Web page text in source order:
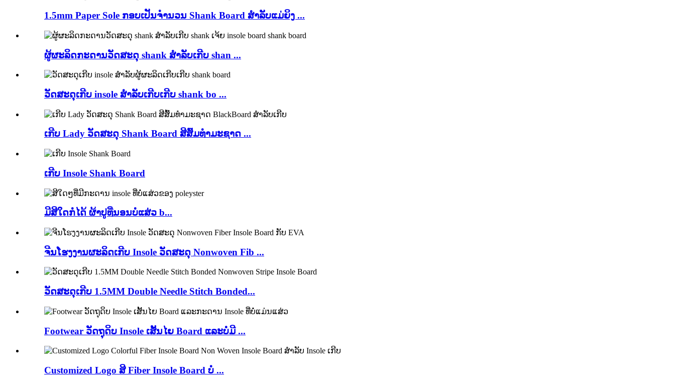
1.5mm Paper Sole ກອບເປັນຈໍານວນ Shank Board ສໍາລັບແມ່ຍິງ ...
ຜູ້ຜະລິດກະດານວັດສະດຸ shank ສໍາລັບເກີບ shan ...
ວັດສະດຸເກີບ insole ສໍາລັບເກີບເກີບ shank bo ...
ເກີບ Lady ວັດສະດຸ Shank Board ສີສົ້ມທໍາມະຊາດ ...
ເກີບ Insole Shank Board
ມີສີໃດກໍ່ໄດ້ ຜ້າປູທີ່ນອນບໍ່ແສ່ວ b...
ຈີນໂຮງງານຜະລິດເກີບ Insole ວັດສະດຸ Nonwoven Fib ...
ວັດສະດຸເກີບ 1.5MM Double Needle Stitch Bonded...
Footwear ວັດຖຸດິບ Insole ເສັ້ນໄຍ Board ແລະບໍ່ມີ ...
Customized Logo ສີ Fiber Insole Board ບໍ່ ...